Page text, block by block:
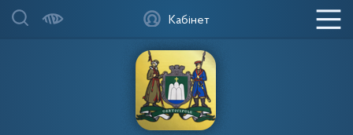
Кабінет
Бюджет і фінанси
Запобігання корупції
Титульні списки на проведення капітального та
поточного ремонту, будівництва, реконструкції та